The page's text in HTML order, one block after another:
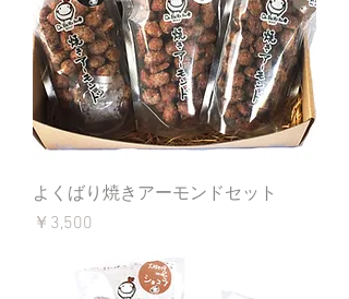
よくばり焼きアーモンドセット
価格
￥3,500